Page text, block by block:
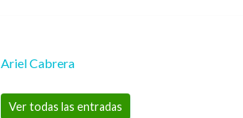
Ariel Cabrera
Ver todas las entradas